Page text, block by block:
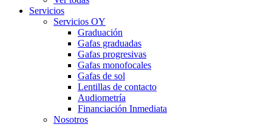
Servicios
Servicios OY
Graduación
Gafas graduadas
Gafas progresivas
Gafas monofocales
Gafas de sol
Lentillas de contacto
Audiometría
Financiación Inmediata
Nosotros